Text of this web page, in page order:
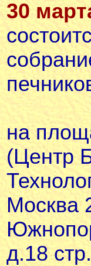
30
на
(Центр
Москва
д.18